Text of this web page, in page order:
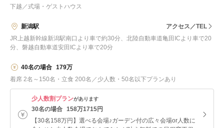
下越 ／式場・ゲストハウス
新潟駅
アクセス／TEL
JR上越新幹線新潟駅南口より車で約30分、北陸自動車道亀田ICより車で20
分、磐越自動車道安田ICより車で20分
40名の場合 179万
着席 2名～150名・立食 200名／少人数・50名以下プランあり
少人数割プランがあります
30名の場合 158万1715円
【30名158万円】選べる会場♪ガーデン付の広々会場or人数に